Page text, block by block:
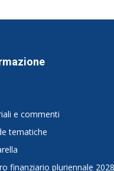
e commenti
tematiche
finanziario pluriennale